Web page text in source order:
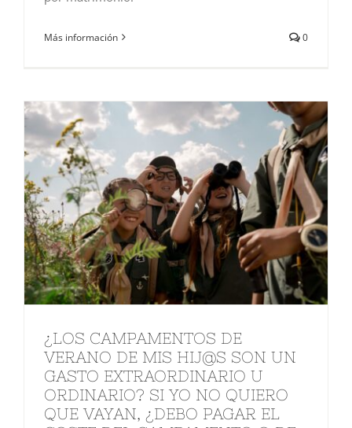
Más información 0
¿LOS CAMPAMENTOS DE
VERANO DE MIS HIJ@S SON UN
GASTO EXTRAORDINARIO U
ORDINARIO? SI YO NO QUIERO
QUE VAYAN, ¿DEBO PAGAR EL